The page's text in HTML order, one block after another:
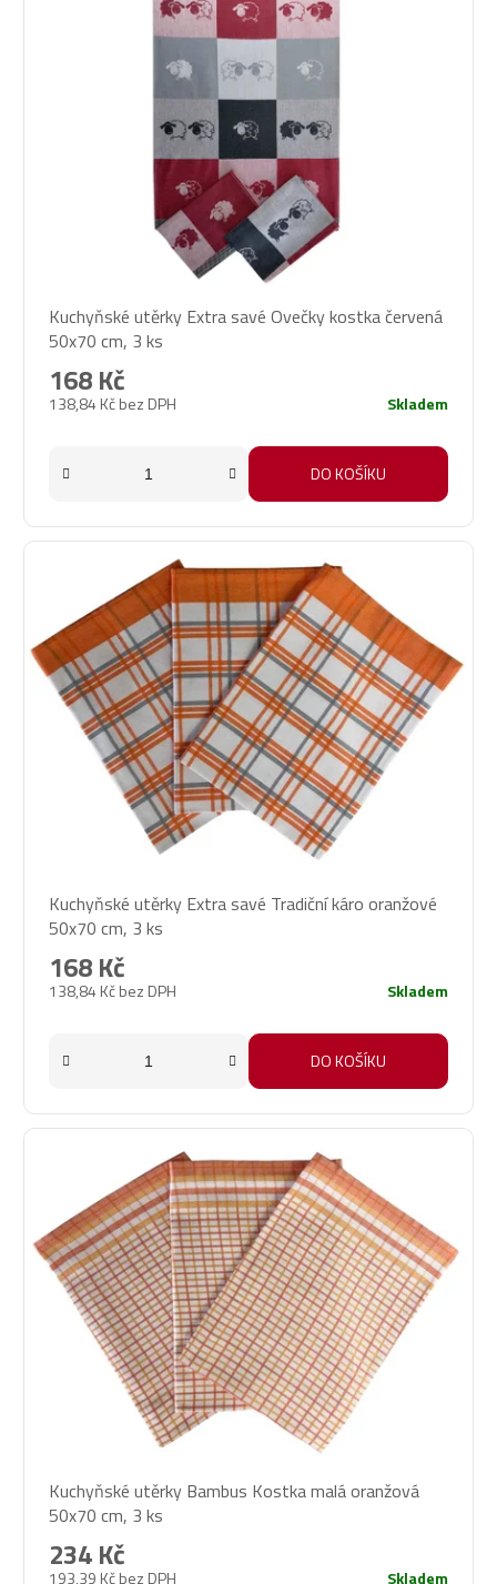
Kuchyňské utěrky Extra savé Ovečky kostka červená
50x70 cm, 3 ks
138,84 Kč bez DPH
168 Kč
Skladem
DO KOŠÍKU
Kuchyňské utěrky Extra savé Tradiční káro oranžové
50x70 cm, 3 ks
138,84 Kč bez DPH
168 Kč
Skladem
DO KOŠÍKU
Kuchyňské utěrky Bambus Kostka malá oranžová
50x70 cm, 3 ks
193,39 Kč bez DPH
234 Kč
Skladem